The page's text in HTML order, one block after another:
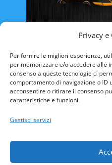
Privacy e
Per fornire le migliori esperienze,
per memorizzare e/o accedere alle
consenso a queste tecnologie ci
comportamento di navigazione o ID
acconsentire o ritirare il consenso
caratteristiche e funzioni.
Gestisci serviziCAMPANIA
FRIULI VENEZIA-GIULIA